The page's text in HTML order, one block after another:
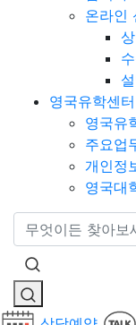
온라인
영국유학센터
영국유
주요업
개인정
영국대
통합검색